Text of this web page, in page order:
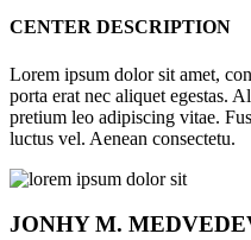
CENTER DESCRIPTION
Lorem ipsum dolor sit amet,
porta erat nec aliquet egestas.
pretium leo adipiscing vitae.
luctus vel. Aenean consectetu.
JONHYM.